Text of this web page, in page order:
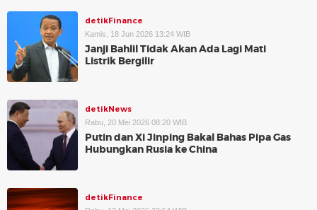
detikFinance
Kamis, 18 Jun 2026 13:24 WIB
Janji Bahlil Tidak Akan Ada Lagi Mati
Listrik Bergilir
detikNews
Rabu, 20 Mei 2026 08:20 WIB
Putin dan Xi Jinping Bakal Bahas Pipa Gas
Hubungkan Rusia ke China
detikFinance